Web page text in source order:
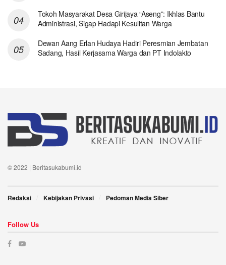
Tokoh Masyarakat Desa Girijaya “Aseng”: Ikhlas Bantu
Administrasi, Sigap Hadapi Kesulitan Warga
Dewan Aang Erlan Hudaya Hadiri Peresmian Jembatan
Sadang, Hasil Kerjasama Warga dan PT Indolakto
© 2022 | Beritasukabumi.id
Redaksi Kebijakan Privasi Pedoman Media Siber
Follow Us